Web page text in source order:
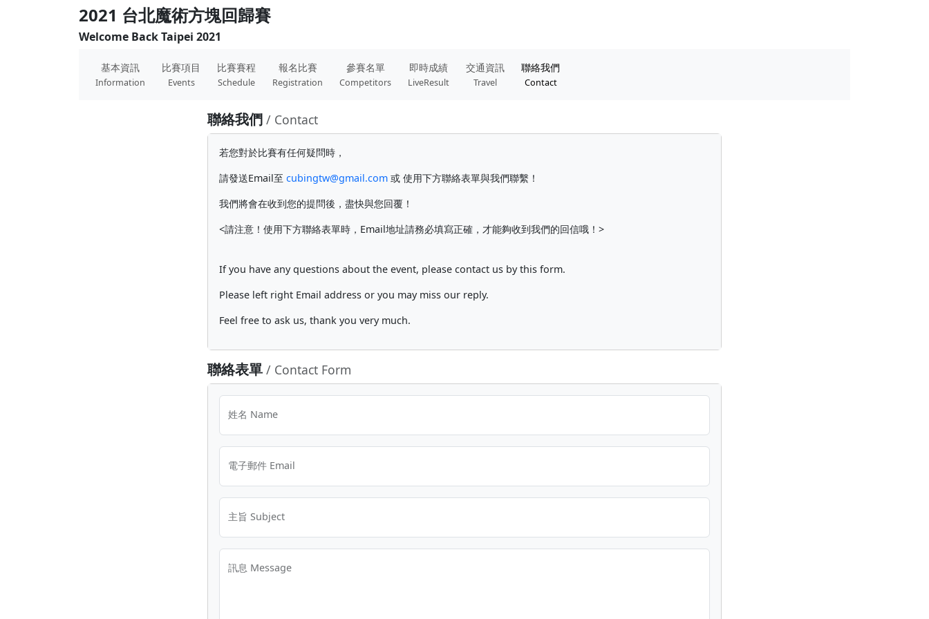
2021 台北魔術方塊回歸賽
Welcome Back Taipei 2021
基本資訊
Information
比賽項目
Events
比賽賽程
Schedule
報名比賽
Registration
參賽名單
Competitors
即時成績
LiveResult
交通資訊
Travel
聯絡我們
Contact
聯絡我們 / Contact
若您對於比賽有任何疑問時，
請發送Email至 cubingtw@gmail.com 或 使用下方聯絡表單與我們聯繫！
我們將會在收到您的提問後，盡快與您回覆！
<請注意！使用下方聯絡表單時，Email地址請務必填寫正確，才能夠收到我們的回信哦！>
If you have any questions about the event, please contact us by this form.
Please left right Email address or you may miss our reply.
Feel free to ask us, thank you very much.
聯絡表單 / Contact Form
姓名 Name
電子郵件 Email
主旨 Subject
訊息 Message